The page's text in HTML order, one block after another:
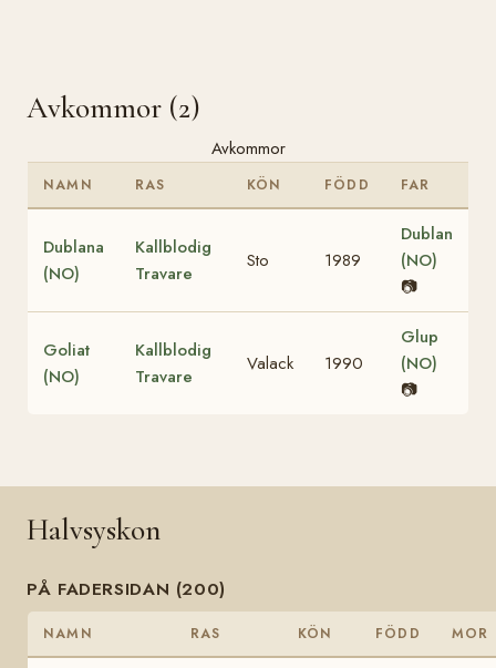
Avkommor (2)
Avkommor
NAMN RAS KÖN FÖDD FAR
Dublana
(NO)
Kallblodig
Travare
Sto 1989
Dublan
(NO)
📷
Goliat
(NO)
Kallblodig
Travare
Valack 1990
Glup
(NO)
📷
Halvsyskon
PÅ FADERSIDAN (200)
NAMN RAS KÖN FÖDD MOR